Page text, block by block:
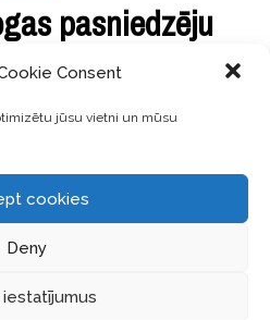
Consent
jūsu vietni un mūsu
cookies
Deny
pasniedzēju
Par sevis
ceļu.
manā redzeslokā
pasniedzēja. Atverot
saturs. No Elīnas
miers un patiesa